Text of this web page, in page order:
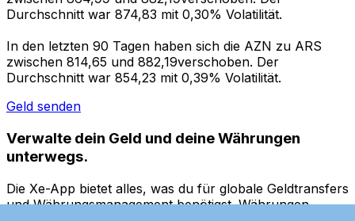
Durchschnitt war 874,83 mit 0,30% Volatilität.
In den letzten 90 Tagen haben sich die AZN zu ARS
zwischen 814,65 und 882,19verschoben. Der
Durchschnitt war 854,23 mit 0,39% Volatilität.
Geld senden
Verwalte dein Geld und deine Währungen
unterwegs.
Die Xe-App bietet alles, was du für globale Geldtransfers
und Währungsmanagement benötigst. Währungen